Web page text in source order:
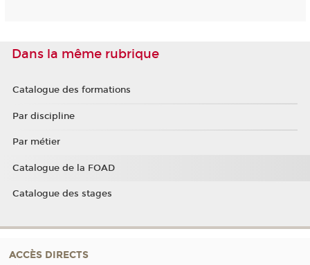
Dans la même rubrique
Catalogue des formations
Par discipline
Par métier
Catalogue de la FOAD
Catalogue des stages
ACCÈS DIRECTS